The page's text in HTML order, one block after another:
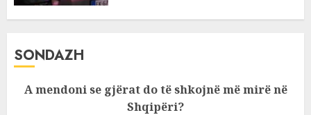
SONDAZH
A mendoni se gjërat do të shkojnë më mirë në
Shqipëri?